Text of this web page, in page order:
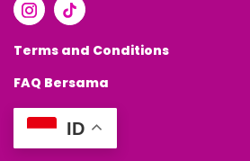
Terms and Conditions
FAQ Bersama
ID